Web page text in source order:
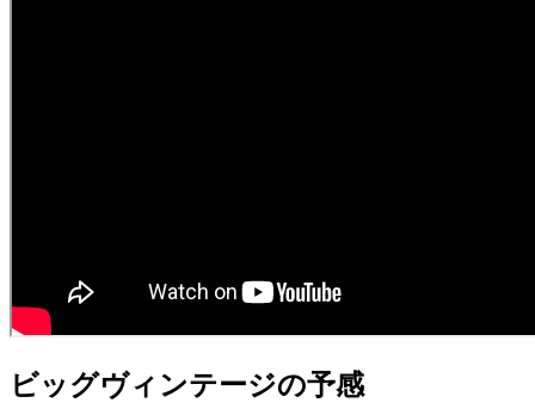
ビッグヴィンテージの予感